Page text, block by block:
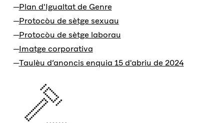
Plan d'Igualtat de Genre
Protocòu de sètge sexuau
Protocòu de sètge laborau
Imatge corporativa
Taulèu d’anoncis enquia 15 d'abriu de 2024